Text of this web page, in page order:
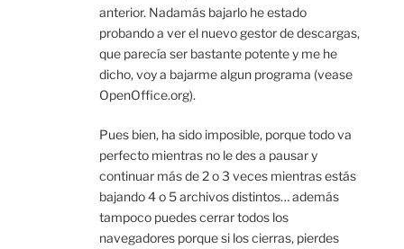
anterior. Nadamás bajarlo he estado
probando a ver el nuevo gestor de descargas,
que parecía ser bastante potente y me he
dicho, voy a bajarme algun programa (vease
OpenOffice.org).
Pues bien, ha sido imposible, porque todo va
perfecto mientras no le des a pausar y
continuar más de 2 o 3 veces mientras estás
bajando 4 o 5 archivos distintos… además
tampoco puedes cerrar todos los
navegadores porque si los cierras, pierdes